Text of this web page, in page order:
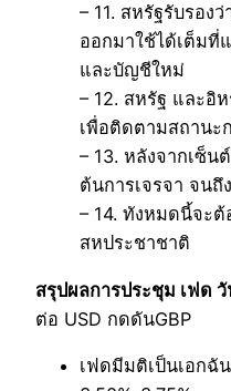
– 11. สหรัฐรับรอง
ออกมาใช้ได้เต็มที่
และบัญชีใหม่
– 12. สหรัฐ และอิ
เพื่อติดตามสถานะ
– 13. หลังจากเซ็น
ต้นการเจรจา จน
– 14. ทังหมดนี้จะ
สหประชาชาติ
สรุปผลการประชุม เฟด
ต่อ USD กดดันGBP
เฟดมีมติเป็นเอกฉั